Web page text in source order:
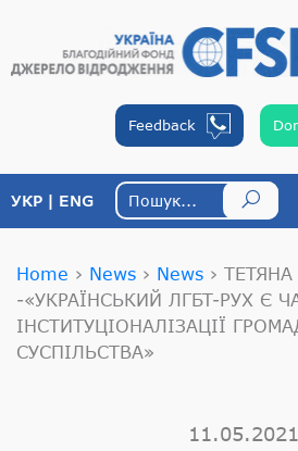
Feedback
УКР ENG
Home › News › News ›
-«УКРАЇНСЬКИЙ ЛГБТ-РУХ Є
ІНСТИТУЦІОНАЛІЗАЦІЇ
СУСПІЛЬСТВА»
11.05.2021